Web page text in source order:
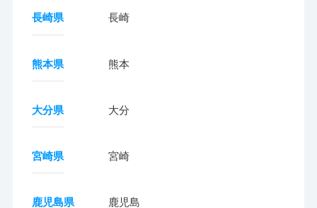
長崎県 長崎
熊本県 熊本
大分県 大分
宮崎県 宮崎
鹿児島県 鹿児島